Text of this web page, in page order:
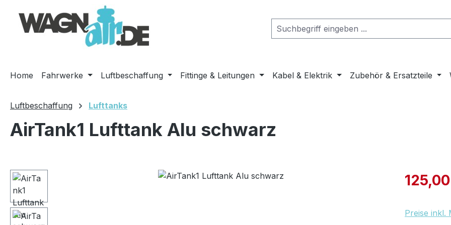
Hauptinhalt springen
Zur Suche springen
Zur Hauptnavigation springen
Home Fahrwerke Luftbeschaffung Fittinge & Leitungen Kabel & Elektrik Zubehör & Ersatzteile
Luftbeschaffung Lufttanks
AirTank1 Lufttank Alu schwarz
Bildergalerie überspringen
Preise inkl.